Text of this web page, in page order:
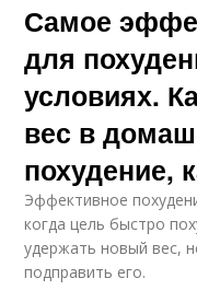
Самое
для
условиях.
вес в
похудение,
Эффективное
когда цель быстро
удержать новый вес,
подправить его.